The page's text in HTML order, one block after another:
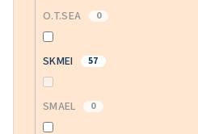
O.T.SEA 0
SKMEI 57
SMAEL 0